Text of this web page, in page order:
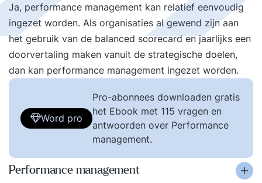
Ja, performance management kan relatief eenvoudig
ingezet worden. Als organisaties al gewend zijn aan
het gebruik van de balanced scorecard en jaarlijks een
doorvertaling maken vanuit de strategische doelen,
dan kan performance management ingezet worden.
Word pro
Pro-abonnees downloaden gratis
het Ebook met 115 vragen en
antwoorden over Performance
management.
Performance management